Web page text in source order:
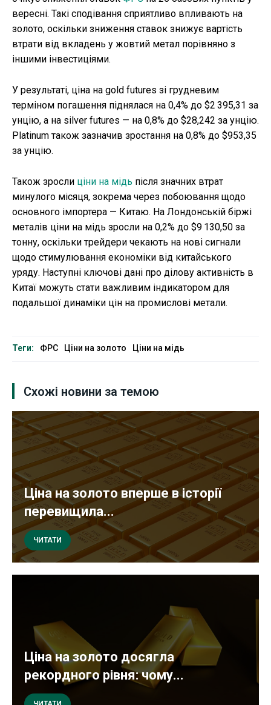
вересні. Такі сподівання сприятливо впливають на
золото, оскільки зниження ставок знижує вартість
втрати від вкладень у жовтий метал порівняно з
іншими інвестиціями.
У результаті, ціна на gold futures зі грудневим
терміном погашення піднялася на 0,4% до $2 395,31 за
унцію, а на silver futures — на 0,8% до $28,242 за унцію.
Platinum також зазначив зростання на 0,8% до $953,35
за унцію.
Також зросли ціни на мідь після значних втрат
минулого місяця, зокрема через побоювання щодо
основного імпортера — Китаю. На Лондонській біржі
металів ціни на мідь зросли на 0,2% до $9 130,50 за
тонну, оскільки трейдери чекають на нові сигнали
щодо стимулювання економіки від китайського
уряду. Наступні ключові дані про ділову активність в
Китаї можуть стати важливим індикатором для
подальшої динаміки цін на промислові метали.
Теги: ФРС Ціни на золото Ціни на мідь
Схожі новини за темою
Ціна на золото вперше в історії
перевищила...
ЧИТАТИ
Ціна на золото досягла
рекордного рівня: чому...